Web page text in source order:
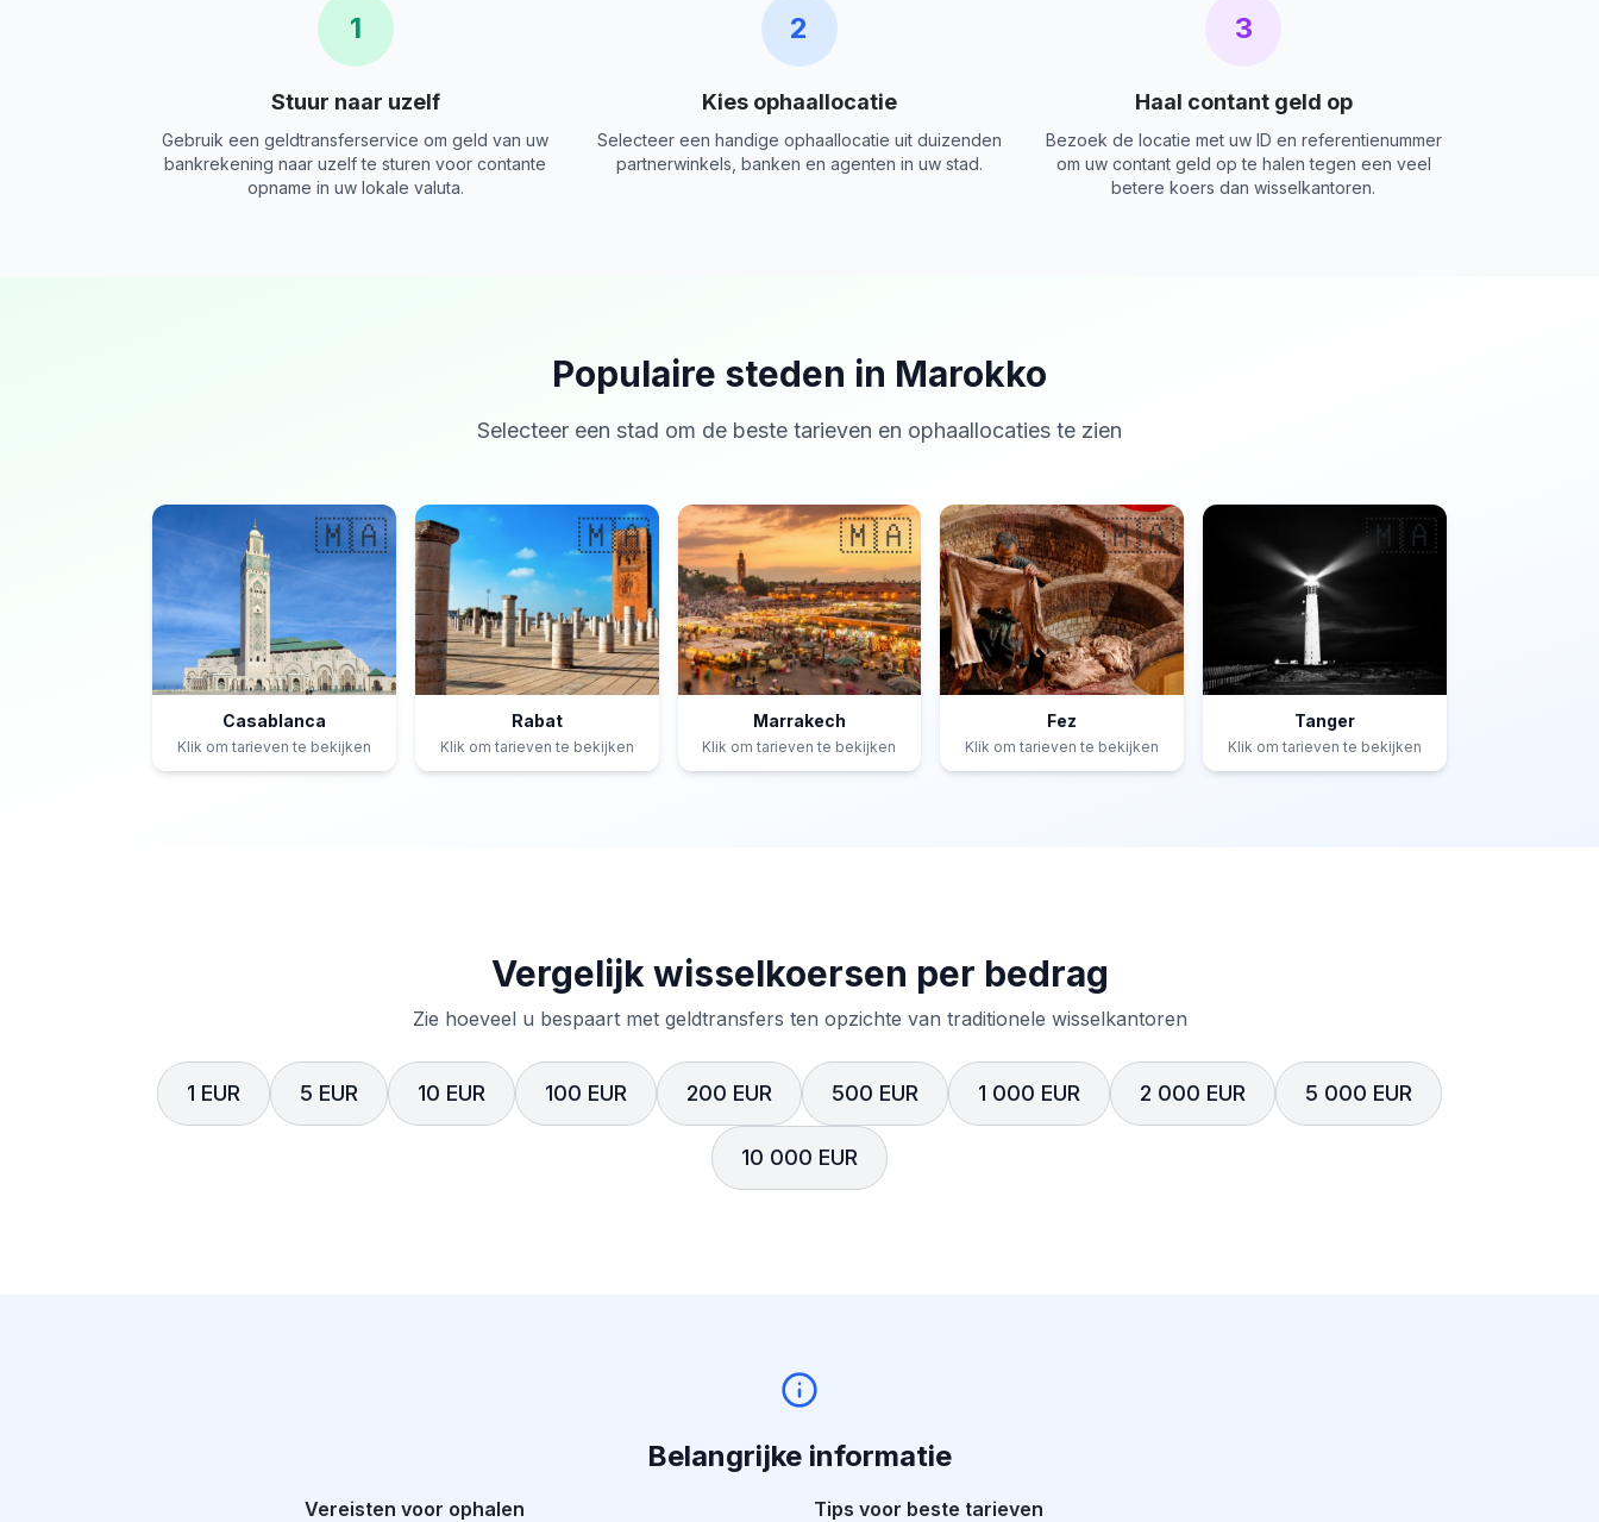
1
Stuur naar uzelf
Gebruik een geldtransferservice om geld van uw
bankrekening naar uzelf te sturen voor contante
opname in uw lokale valuta.
2
Kies ophaallocatie
Selecteer een handige ophaallocatie uit duizenden
partnerwinkels, banken en agenten in uw stad.
3
Haal contant geld op
Bezoek de locatie met uw ID en referentienummer
om uw contant geld op te halen tegen een veel
betere koers dan wisselkantoren.
Populaire steden in Marokko
Selecteer een stad om de beste tarieven en ophaallocaties te zien
🇲🇦
Casablanca
Klik om tarieven te bekijken
🇲🇦
Rabat
Klik om tarieven te bekijken
🇲🇦
Marrakech
Klik om tarieven te bekijken
🇲🇦
Fez
Klik om tarieven te bekijken
🇲🇦
Tanger
Klik om tarieven te bekijken
Vergelijk wisselkoersen per bedrag
Zie hoeveel u bespaart met geldtransfers ten opzichte van traditionele wisselkantoren
1 EUR 5 EUR 10 EUR 100 EUR 200 EUR 500 EUR 1 000 EUR 2 000 EUR 5 000 EUR
10 000 EUR
Belangrijke informatie
Vereisten voor ophalen Tips voor beste tarieven